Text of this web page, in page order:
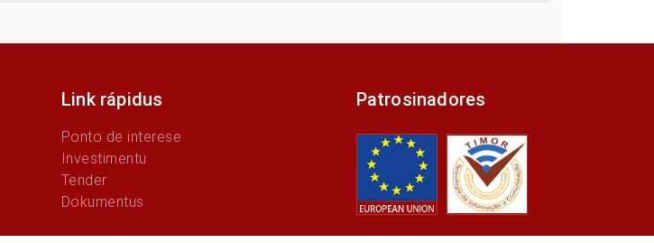
Link rápidus
Ponto de interese
Investimentu
Tender
Dokumentus
Patrosinadores